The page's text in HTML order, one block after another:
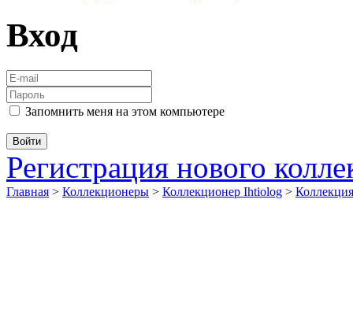
Вход
Запомнить меня на этом компьютере
Регистрация нового
Главная > Коллекционеры > Коллекционер Ihtiolog >